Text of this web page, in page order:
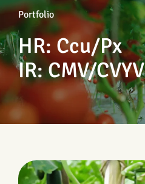
Portfolio
HR: Ccu/Px
IR: CMV/CVYV